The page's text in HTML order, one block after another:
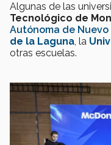
Algunas de las
Tecnológico de
Autónoma de Nuevo
de la Laguna, la
otras escuelas.